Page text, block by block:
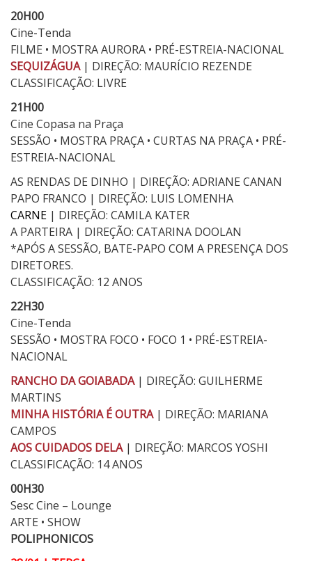
20H00
Cine-Tenda
FILME • MOSTRA AURORA • PRÉ-ESTREIA-NACIONAL
SEQUIZÁGUA| DIREÇÃO: MAURÍCIO REZENDE
CLASSIFICAÇÃO: LIVRE
21H00
Cine Copasa na Praça
SESSÃO • MOSTRA PRAÇA • CURTAS NA PRAÇA • PRÉ-
ESTREIA-NACIONAL
AS RENDAS DE DINHO | DIREÇÃO: ADRIANE CANAN
PAPO FRANCO | DIREÇÃO: LUIS LOMENHA
CARNE | DIREÇÃO: CAMILA KATER
A PARTEIRA | DIREÇÃO: CATARINA DOOLAN
*APÓS A SESSÃO, BATE-PAPO COM A PRESENÇA DOS
DIRETORES.
CLASSIFICAÇÃO: 12 ANOS
22H30
Cine-Tenda
SESSÃO • MOSTRA FOCO • FOCO 1 • PRÉ-ESTREIA-
NACIONAL
RANCHO DA GOIABADA| DIREÇÃO: GUILHERME
MARTINS
MINHA HISTÓRIA É OUTRA| DIREÇÃO: MARIANA
CAMPOS
AOS CUIDADOS DELA| DIREÇÃO: MARCOS YOSHI
CLASSIFICAÇÃO: 14 ANOS
00H30
Sesc Cine – Lounge
ARTE • SHOW
POLIPHONICOS